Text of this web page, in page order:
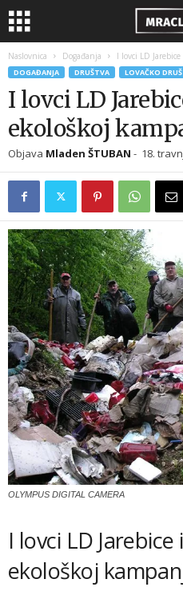
Naslovnica Događanja I lovci LD
DOGAĐANJA DRUŠTVA LOVAČKO
I lovci LD
ekološkoj
Objava Mladen ŠTUBAN - 18.
OLYMPUS DIGITAL CAMERA
I lovci LD
ekološkoj